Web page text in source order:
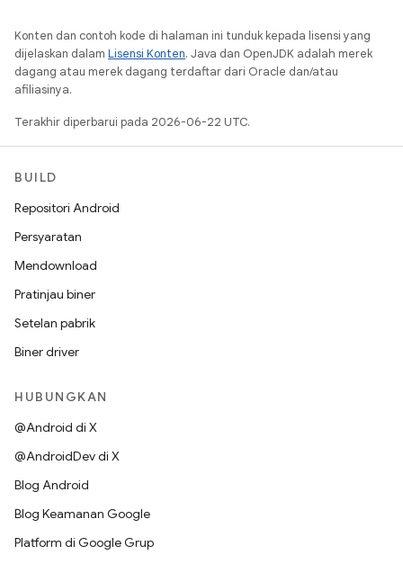
Konten dan contoh kode di halaman ini tunduk kepada lisensi yang
dijelaskan dalam Lisensi Konten. Java dan OpenJDK adalah merek
dagang atau merek dagang terdaftar dari Oracle dan/atau
afiliasinya.
Terakhir diperbarui pada 2026-06-22 UTC.
BUILD
Repositori Android
Persyaratan
Mendownload
Pratinjau biner
Setelan pabrik
Biner driver
HUBUNGKAN
@Android di X
@AndroidDev di X
Blog Android
Blog Keamanan Google
Platform di Google Grup